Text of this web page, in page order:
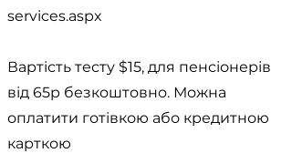
services.aspx
Вартість тесту $15, для пенсіонерів
від 65р безкоштовно. Можна
оплатити готівкою або кредитною
карткою